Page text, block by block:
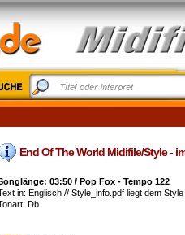
End Of The World Midifile/Style -
03:50 / Pop Fox - Tempo 122
in: Englisch // Style_info.pdf liegt dem Style
Db